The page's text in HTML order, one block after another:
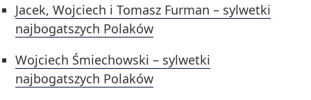
Jacek, Wojciech i Tomasz Furman – sylwetki
najbogatszych Polaków
Wojciech Śmiechowski – sylwetki
najbogatszych Polaków